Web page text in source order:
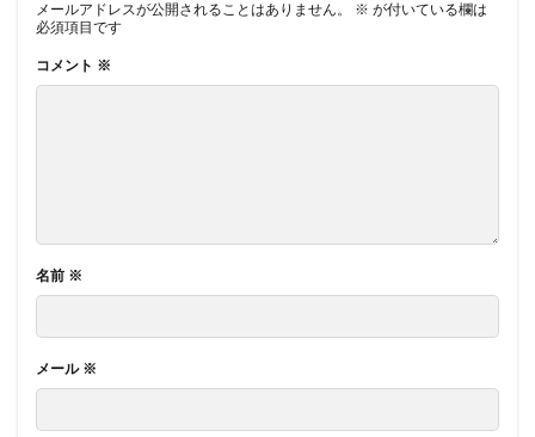
メールアドレスが公開されることはありません。 ※ が付いている欄は
必須項目です
コメント ※
名前 ※
メール ※